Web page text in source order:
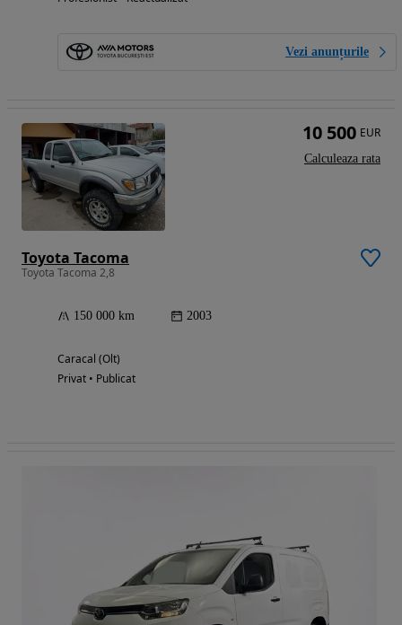
Vezi anunțurile
Toyota Tacoma
Toyota Tacoma 2,8
150 000 km 2003
Caracal (Olt)
Privat • Publicat
10 500 EUR
Calculeaza rata